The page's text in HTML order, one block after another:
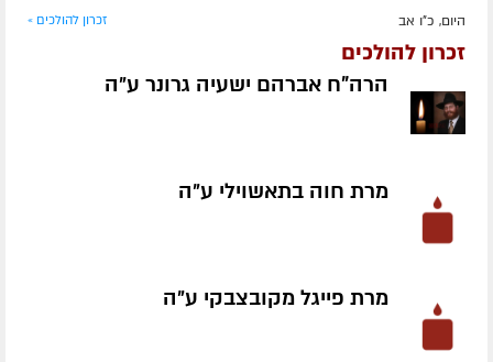
היום, כ"ו אב זכרון להולכים »
זכרון להולכים
הרה"ח אברהם ישעיה גרונר ע״ה
מרת חוה בתאשוילי ע״ה
מרת פייגל מקובצבקי ע״ה